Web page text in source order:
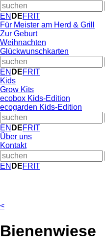
EN DEFR IT
Für Meister am Herd & Grill
Zur Geburt
Weihnachten
Glückwunschkarten
EN DEFR IT
Kids
Grow Kits
ecobox Kids-Edition
ecogarden Kids-Edition
EN DEFR IT
Über uns
Kontakt
EN DEFR IT
<
Bienenwiese